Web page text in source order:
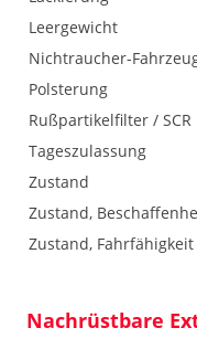
Leergewicht
Nichtraucher-
Polsterung
Rußpartikelfilter / SCR
Tageszulassung
Zustand
Zustand,
Zustand, Fahrfähigkeit
Nachrüstbare